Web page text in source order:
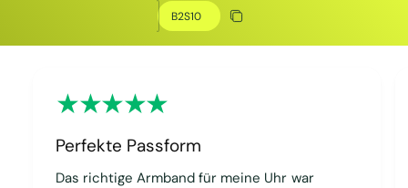
Kopiert
Rabatt kopieren
Perfekte Passform
Das richtige Armband für meine Uhr war